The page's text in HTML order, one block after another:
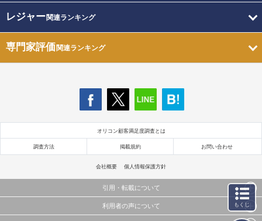
レジャー関連ランキング
専門家評価関連ランキング
オリコン顧客満足度調査とは
調査方法 掲載規約 お問い合わせ
会社概要 個人情報保護方針
引用・転載について
当サイトで公開されている情報（文字、写真、イラスト、画像データ等）及びこれらの配置・
利用者の声について もくじ